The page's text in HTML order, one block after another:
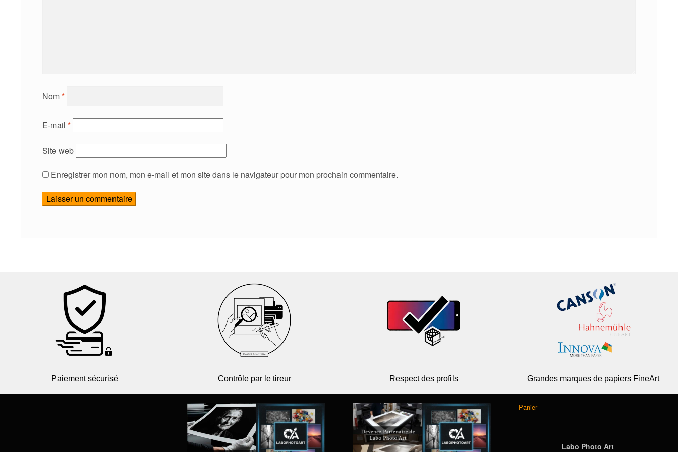
Nom*
E-mail *
Site web
Enregistrer mon nom, mon e-mail et mon site dans le navigateur pour mon prochain commentaire.
Paiement sécurisé Contrôle par le tireur Respect des profils Grandes marques de papiers FineArt
Panier
Labo Photo Art